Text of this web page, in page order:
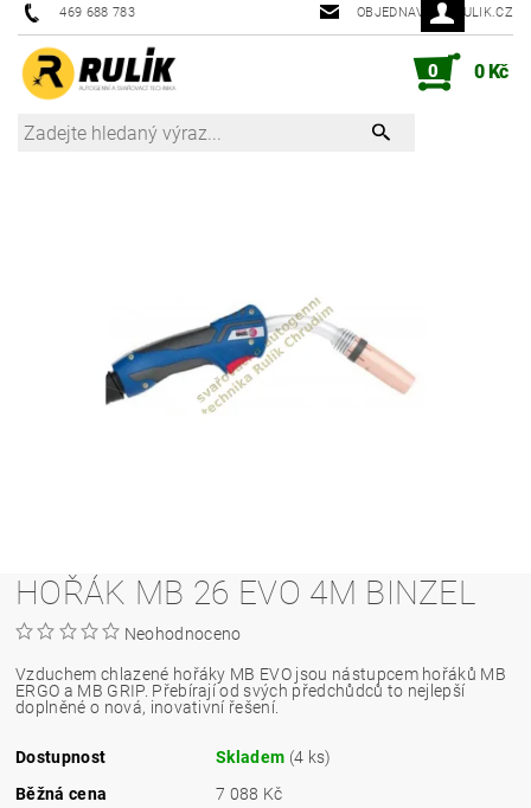
469 688 783 OBJEDNAVKY@RULIK.CZ
0 0 Kč
HOŘÁK MB 26 EVO 4M BINZEL
Neohodnoceno
Vzduchem chlazené hořáky MB EVO jsou nástupcem hořáků MB
ERGO a MB GRIP. Přebírají od svých předchůdců to nejlepší
doplněné o nová, inovativní řešení.
Dostupnost Skladem (4 ks)
Běžná cena
7 088 Kč